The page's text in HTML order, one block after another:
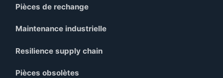
Pièces de rechange
Maintenance industrielle
Resilience supply chain
Pièces obsolètes